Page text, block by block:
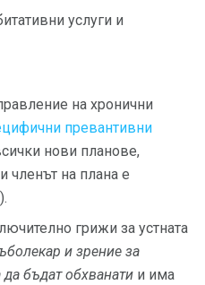
услуги и
на хронични
превантивни
нови планове,
членът на плана е
грижи за устната
и зрение за
да бъдат обхванати и има